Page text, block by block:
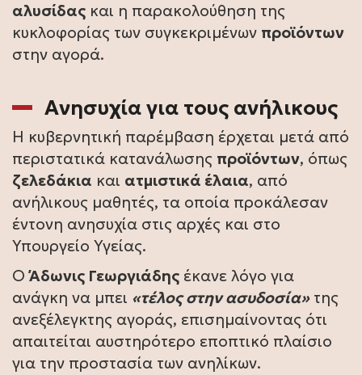
αλυσίδας και η παρακολούθηση της
κυκλοφορίας των συγκεκριμένων προϊόντων
στην αγορά.
Ανησυχία για τους ανήλικους
Η κυβερνητική παρέμβαση έρχεται μετά από
περιστατικά κατανάλωσης προϊόντων, όπως
ζελεδάκια και ατμιστικά έλαια, από
ανήλικους μαθητές, τα οποία προκάλεσαν
έντονη ανησυχία στις αρχές και στο
Υπουργείο Υγείας.
ΟΆδωνις Γεωργιάδης έκανε λόγο για
ανάγκη να μπει «τέλος στην ασυδοσία» της
ανεξέλεγκτης αγοράς, επισημαίνοντας ότι
απαιτείται αυστηρότερο εποπτικό πλαίσιο
για την προστασία των ανηλίκων.